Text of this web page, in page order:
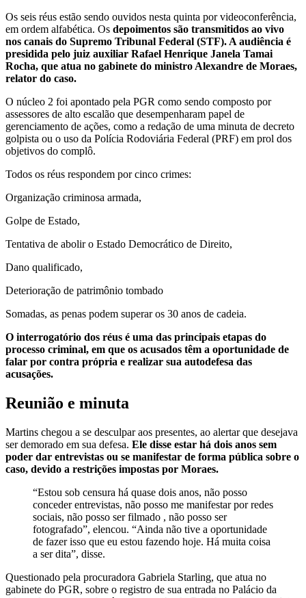
Os seis réus estão sendo ouvidos nesta quinta por videoconferência,
em ordem alfabética. Os depoimentos são transmitidos ao vivo
nos canais do Supremo Tribunal Federal (STF). A audiência é
presidida pelo juiz auxiliar Rafael Henrique Janela Tamai
Rocha, que atua no gabinete do ministro Alexandre de Moraes,
relator do caso.
O núcleo 2 foi apontado pela PGR como sendo composto por
assessores de alto escalão que desempenharam papel de
gerenciamento de ações, como a redação de uma minuta de decreto
golpista ou o uso da Polícia Rodoviária Federal (PRF) em prol dos
objetivos do complô.
Todos os réus respondem por cinco crimes:
Organização criminosa armada,
Golpe de Estado,
Tentativa de abolir o Estado Democrático de Direito,
Dano qualificado,
Deterioração de patrimônio tombado
Somadas, as penas podem superar os 30 anos de cadeia.
O interrogatório dos réus é uma das principais etapas do
processo criminal, em que os acusados têm a oportunidade de
falar por contra própria e realizar sua autodefesa das
acusações.
Reunião e minuta
Martins chegou a se desculpar aos presentes, ao alertar que desejava
ser demorado em sua defesa. Ele disse estar há dois anos sem
poder dar entrevistas ou se manifestar de forma pública sobre o
caso, devido a restrições impostas por Moraes.
“Estou sob censura há quase dois anos, não posso
conceder entrevistas, não posso me manifestar por redes
sociais, não posso ser filmado , não posso ser
fotografado”, elencou. “Ainda não tive a oportunidade
de fazer isso que eu estou fazendo hoje. Há muita coisa
a ser dita”, disse.
Questionado pela procuradora Gabriela Starling, que atua no
gabinete do PGR, sobre o registro de sua entrada no Palácio da